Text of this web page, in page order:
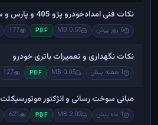
عنوان — مرتب‌شده براساس جدیدترین
نکات فنی امدادخودرو پژو 405 و پارس و سمند
6 روز پیش 0.55 MB
PDF
177
نکات نگهداری و تعمیرات باتری خودرو
1 هفته پیش 0.05 MB
PDF
127
مبانی سوخت رسانی و انژکتور موتورسیکلت
1 ماه پیش 2.02 MB
PDF
621